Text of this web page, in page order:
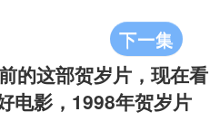
下一集
的这部贺岁片，现在看
电影，1998年贺岁片